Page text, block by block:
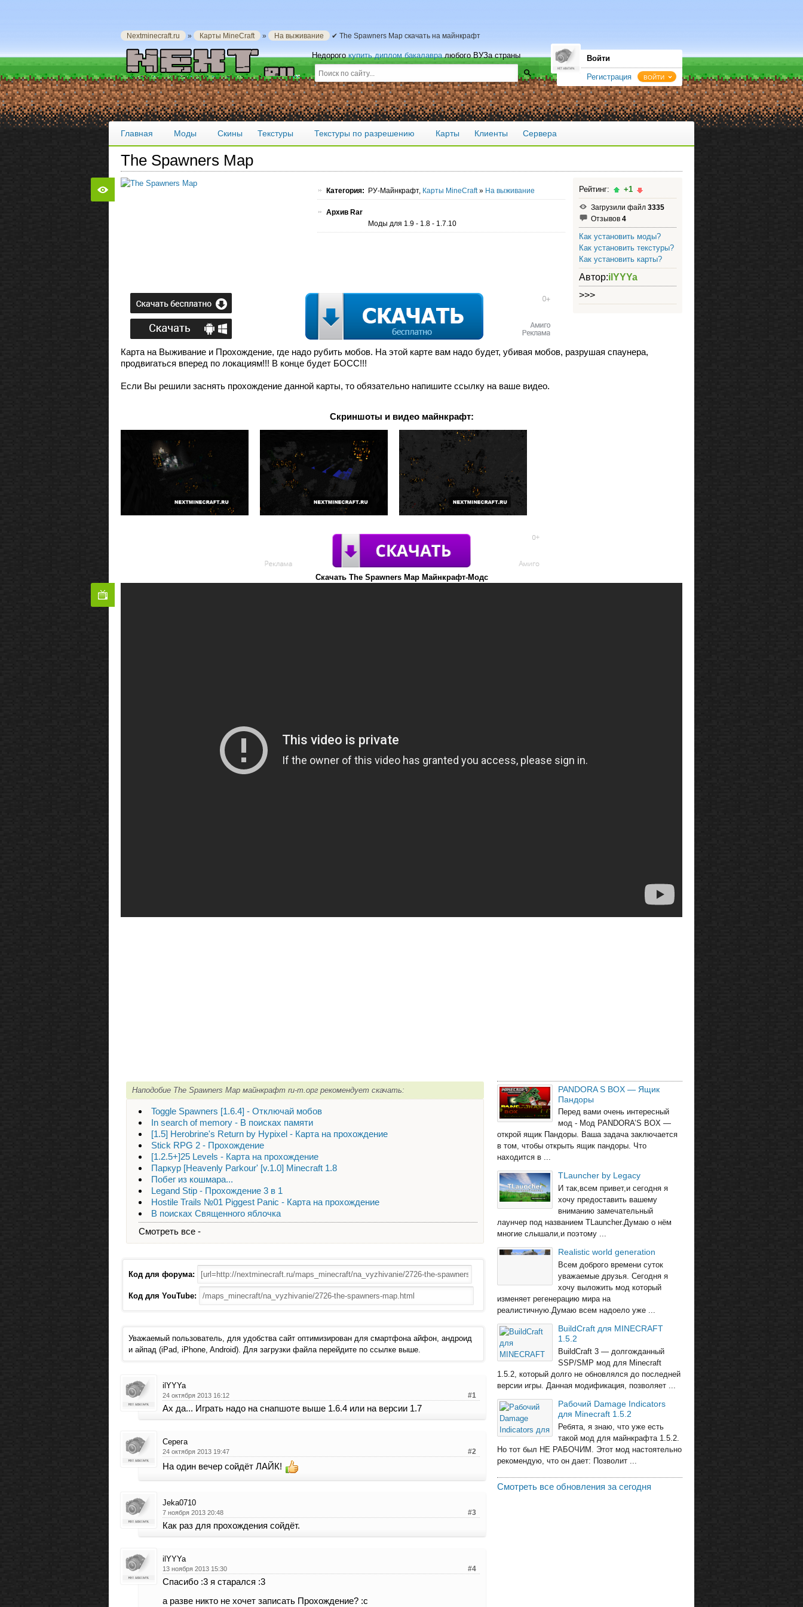
Nextminecraft.ru » Карты MineCraft » На выживание ✔ The Spawners Map скачать на майнкрафт
Недорогокупить диплом бакалавралюбого ВУЗа страны Войти
Регистрация ВОЙТИ
Главная Моды Скины Текстуры Текстуры по разрешению Карты Клиенты Сервера
The Spawners Map
Категория: РУ-Майнкрафт, Карты MineCraft» На выживание
Архив Rar
Моды для 1.9 - 1.8 - 1.7.10
Рейтинг: +1
Загрузили файл 3335
Отзывов 4
Как установить моды?
Как установить текстуры?
Как установить карты?
Автор:ilYYYa
>>>
Карта на Выживание и Прохождение, где надо рубить мобов. На этой карте вам надо будет, убивая мобов, разрушая спаунера,
продвигаться вперед по локациям!!! В конце будет БОСС!!!
Если Вы решили заснять прохождение данной карты, то обязательно напишите ссылку на ваше видео.
Скриншоты и видео майнкрафт:
Скачать The Spawners Map Майнкрафт-Модс
Наподобие The Spawners Map майнкрафт ru-m.орг рекомендует скачать:
Toggle Spawners [1.6.4] - Отключай мобов
In search of memory - В поисках памяти
[1.5] Herobrine's Return by Hypixel - Карта на прохождение
Stick RPG 2 - Прохождение
[1.2.5+]25 Levels - Карта на прохождение
Паркур [Heavenly Parkour' [v.1.0] Minecraft 1.8
Побег из кошмара...
Legand Stip - Прохождение 3 в 1
Hostile Trails №01 Piggest Panic - Карта на прохождение
В поисках Священного яблочка
Смотреть все -
Код для форума:
Код для YouTube:
Уважаемый пользователь, для удобства сайт оптимизирован для смартфона айфон, андроид
и айпад (iPad, iPhone, Android). Для загрузки файла перейдите по ссылке выше.
ilYYYa
24 октября 2013 16:12 #1
Ах да... Играть надо на снапшоте выше 1.6.4 или на версии 1.7
Серега
24 октября 2013 19:47 #2
На один вечер сойдёт ЛАЙК!
Jeka0710
7 ноября 2013 20:48 #3
Как раз для прохождения сойдёт.
ilYYYa
13 ноября 2013 15:30 #4
Спасибо :3 я старался :3
а разве никто не хочет записать Прохождение? :с
PANDORA S BOX — Ящик
Пандоры
Перед вами очень интересный
мод - Мод PANDORA’S BOX —
открой ящик Пандоры. Ваша задача заключается
в том, чтобы открыть ящик пандоры. Что
находится в ...
TLauncher by Legacy
И так,всем привет,и сегодня я
хочу предоставить вашему
вниманию замечательный
лаунчер под названием TLauncher.Думаю о нём
многие слышали,и поэтому ...
Realistic world generation
Всем доброго времени суток
уважаемые друзья. Сегодня я
хочу выложить мод который
изменяет регенерацию мира на
реалистичную.Думаю всем надоело уже ...
BuildCraft для MINECRAFT
1.5.2
BuildCraft 3 — долгожданный
SSP/SMP мод для Minecraft
1.5.2, который долго не обновлялся до последней
версии игры. Данная модификация, позволяет ...
Рабочий Damage Indicators
для Minecraft 1.5.2
Ребята, я знаю, что уже есть
такой мод для майнкрафта 1.5.2.
Но тот был НЕ РАБОЧИМ. Этот мод настоятельно
рекомендую, что он дает: Позволит ...
Смотреть все обновления за сегодня